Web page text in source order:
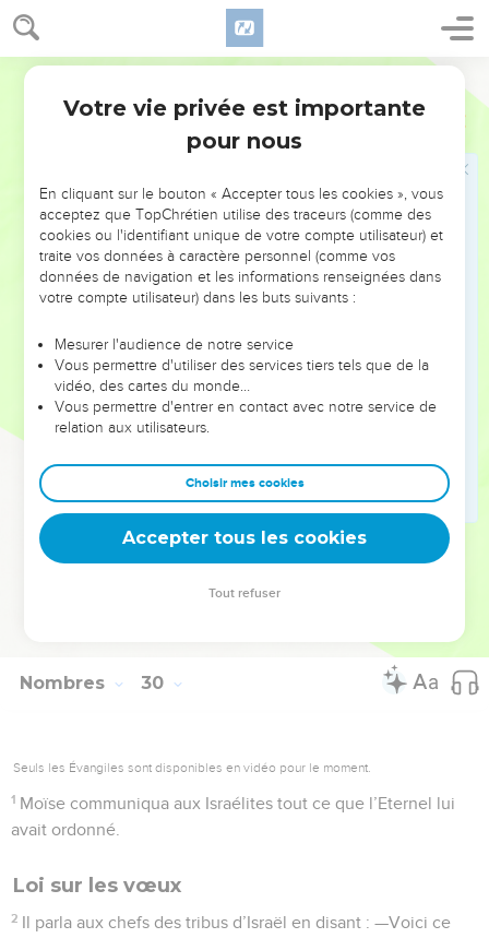
Nombres 29
32 et le septième jour, sept taureaux, deux béliers et
quatorze agneaux.
Vous n’accomplirez ce jour-là aucune tâche de votre travail
le feu, à l’odeur qui apaisera l’Eternel : un taureau, un bélier,
sept agneaux dans leur première année, sans défaut,
avec les offrandes et les libations correspondantes pour le
taureau, le bélier et les agneaux, selon leur nombre et
conformément au rituel prescrit.
Vous immolerez un bouc en sacrifice pour le péché, tout
ceci en plus de l’holocauste perpétuel, de son offrande et de
sa libation.
—Voilà ce que vous offrirez à l’Eternel à l’occasion de vos
ceux que vous faites pour accomplir un *vœu et de vos
holocaustes, de vos offrandes, de vos libations et de vos
sacrifices de communion.
La Bible Du Semeur Copyright © 1992, 1999 by Biblica, Inc.® Used by permission.
Nombres 30
Seuls les Évangiles sont disponibles en vidéo pour le moment.
1 Moïse communiqua aux Israélites tout ce que l’Eternel lui
avait ordonné.
Loi sur les vœux
2 Il parla aux chefs des tribus d’Israël en disant : —Voici ce
Votre vie privée est importante
pour nous
En cliquant sur le bouton « Accepter tous les cookies », vous
acceptez que TopChrétien utilise des traceurs (comme des
cookies ou l'identifiant unique de votre compte utilisateur) et
traite vos données à caractère personnel (comme vos
données de navigation et les informations renseignées dans
votre compte utilisateur) dans les buts suivants :
Mesurer l'audience de notre service
Vous permettre d'utiliser des services tiers tels que de la
vidéo, des cartes du monde…
Vous permettre d'entrer en contact avec notre service de
relation aux utilisateurs.
Choisir mes cookies
Accepter tous les cookies
Tout refuser